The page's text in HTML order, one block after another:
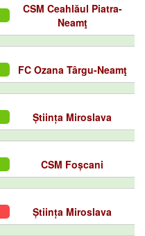
CSM Ceahlăul Piatra-
Neamţ
FC Ozana Târgu-Neamţ
Știința Miroslava
CSM Foșcani
Știința Miroslava